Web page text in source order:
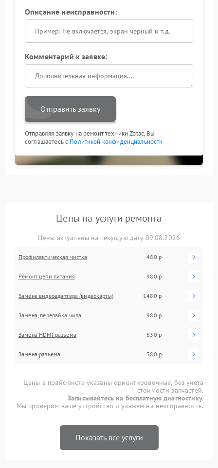
Описание неисправности:
Комментарий к заявке:
Отправить заявку
Отправляя заявку на ремонт техники Zotac, Вы
соглашаетесь с Политикой конфиденциальности
Цены на услуги ремонта
Цены актуальны на текущую дату 09.08.2026
Профилактическая чистка 480 р
Ремонт цепи питания 980 р
Замена видеоадаптера (видеокарты) 1480 р
Замена, перепайка чипа 980 р
Замена HDMI-разъема 630 р
Замена разъема 380 р
Цены в прайс-листе указаны ориентировочные, без учета
стоимости запчастей.
Записывайтесь на бесплатную диагностику.
Мы проверим ваше устройство и укажем на неисправность.
Показать все услуги